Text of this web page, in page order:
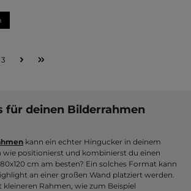
Seite
3
für deinen Bilderrahmen
kann ein echter Hingucker in deinem
wie positionierst und kombinierst du einen
cm am besten? Ein solches Format kann
an einer großen Wand platziert werden.
Rahmen, wie zum Beispiel